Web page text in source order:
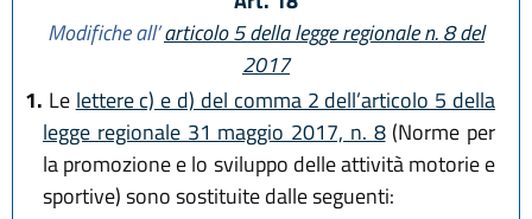
Modifiche all’articolo 5 della legge regionale n. 8 del
2017
1. Le lettere c) e d) del comma 2 dell’articolo 5 della
legge regionale 31 maggio 2017, n. 8(Norme per
la promozione e lo sviluppo delle attività motorie e
sportive) sono sostituite dalle seguenti: